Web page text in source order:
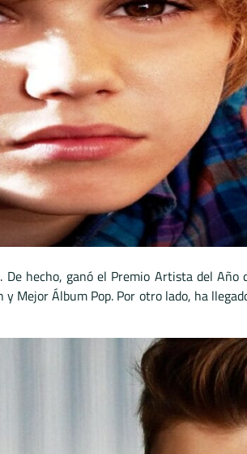
hecho, ganó el Premio Artista del
Mejor Álbum Pop. Por otro lado, ha